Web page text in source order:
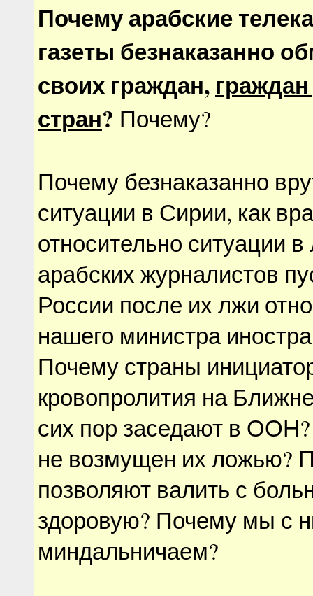
Почему арабские
газеты безнаказанно
своих граждан,
стран? Почему?
Почему безнаказанно
ситуации в Сирии, как
относительно ситуации
арабских журналистов
России после их лжи
нашего министра
Почему страны
кровопролития на
сих пор заседают в
не возмущен их ложью?
позволяют валить с
здоровую? Почему мы с
миндальничаем?